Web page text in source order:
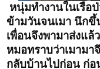
หนุ่มทำงานในเรือ
ข้ามวันจนเมา นึก
เพื่อนจึงพามาส่งแล้
หมอทราบว่าเมามา
กลับบ้านไปก่อน ก่อ